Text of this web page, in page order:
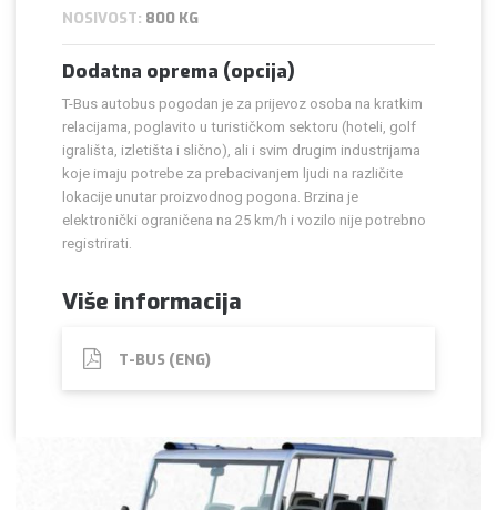
NOSIVOST: 800 KG
Dodatna oprema (opcija)
T-Bus autobus pogodan je za prijevoz osoba na kratkim
relacijama, poglavito u turističkom sektoru (hoteli, golf
igrališta, izletišta i slično), ali i svim drugim industrijama
koje imaju potrebe za prebacivanjem ljudi na različite
lokacije unutar proizvodnog pogona. Brzina je
elektronički ograničena na 25 km/h i vozilo nije potrebno
registrirati.
Više informacija
T-BUS (ENG)